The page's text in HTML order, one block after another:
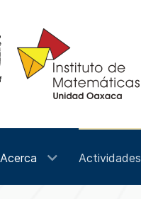
Acerca Actividades